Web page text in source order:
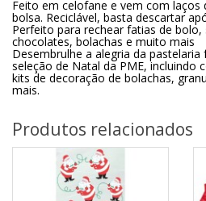
Feito em celofane e vem com laços
bolsa. Reciclável, basta descartar
Perfeito para rechear fatias de bolo,
chocolates, bolachas e muito mais
Desembrulhe a alegria da
seleção de Natal da PME, incluindo
kits de decoração de bolachas,
mais.
Produtos relacionados